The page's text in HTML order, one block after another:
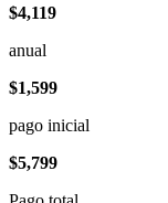
$4,119
anual
$1,599
pago inicial
$5,799